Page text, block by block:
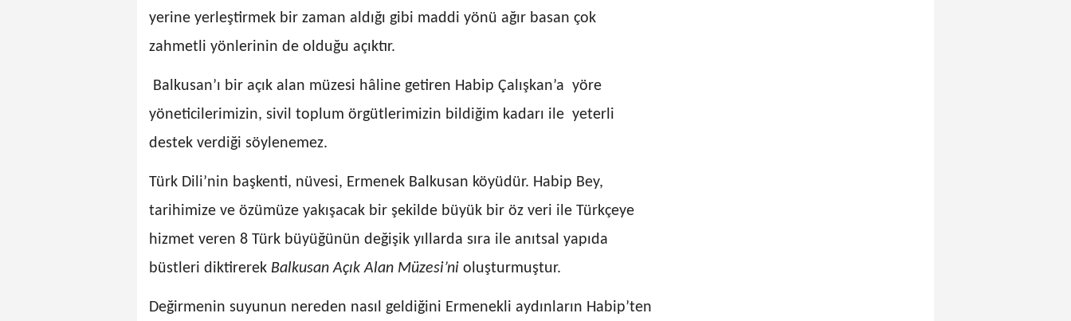
yerine yerleştirmek bir zaman aldığı gibi maddi yönü ağır basan çok
zahmetli yönlerinin de olduğu açıktır.
Balkusan’ı bir açık alan müzesi hâline getiren Habip Çalışkan’a yöre
yöneticilerimizin, sivil toplum örgütlerimizin bildiğim kadarı ile yeterli
destek verdiği söylenemez.
Türk Dili’nin başkenti, nüvesi, Ermenek Balkusan köyüdür. Habip Bey,
tarihimize ve özümüze yakışacak bir şekilde büyük bir öz veri ile Türkçeye
hizmet veren 8 Türk büyüğünün değişik yıllarda sıra ile anıtsal yapıda
büstleri diktirerek Balkusan Açık Alan Müzesi’ni oluşturmuştur.
Değirmenin suyunun nereden nasıl geldiğini Ermenekli aydınların Habip’ten